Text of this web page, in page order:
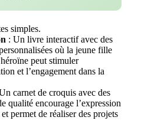
simples.
: Un livre interactif avec des
où la jeune fille
peut stimuler
et l’engagement dans la
carnet de croquis avec des
qualité encourage l’expression
permet de réaliser des projets